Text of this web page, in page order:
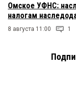
Омское УФНС:
налогам
8 августа 11:00 1